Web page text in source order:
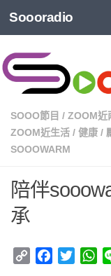
Soooradio
SOOO節目 / ZOOM近
ZOOM近生活 / 健康 /
SOOOWARM
陪伴
承
Copy
Facebook
Twitter